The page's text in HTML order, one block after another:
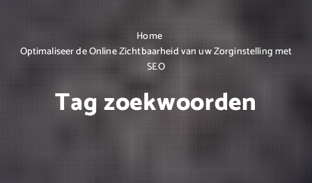
Home
Optimaliseer de Online Zichtbaarheid van uw Zorginstelling met
SEO
Tag zoekwoorden